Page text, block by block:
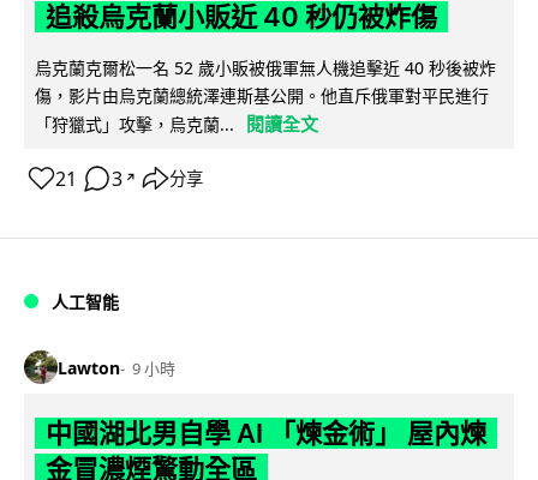
追殺烏克蘭小販近 40 秒仍被炸傷
烏克蘭克爾松一名 52 歲小販被俄軍無人機追擊近 40 秒後被炸
傷，影片由烏克蘭總統澤連斯基公開。他直斥俄軍對平民進行
「狩獵式」攻擊，烏克蘭...
閱讀全文
21 3 ↗ 分享
人工智能
Lawton 9 小時
中國湖北男自學 AI 「煉金術」 屋內煉
金冒濃煙驚動全區